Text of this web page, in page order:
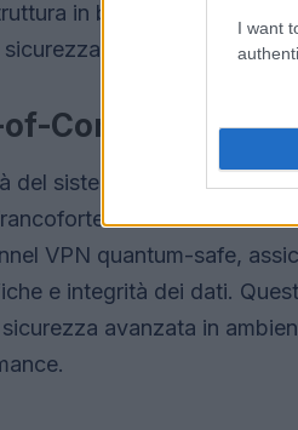
I want
in banda ultralarga a
Concept:
del sistema è stata
e Irlanda. In
VPN quantum-safe,
e integrità dei dati.
avanzata in